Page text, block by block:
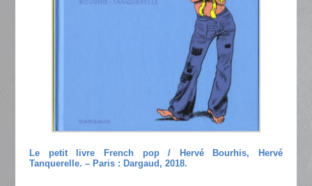
Le petit livre French pop / Hervé Bourhis, Hervé
Tanquerelle. – Paris : Dargaud, 2018.